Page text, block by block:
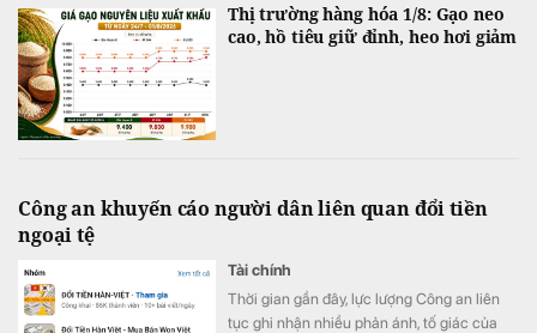
Thị trường hàng hóa 1/8: Gạo neo
cao, hồ tiêu giữ đỉnh, heo hơi giảm
Công an khuyến cáo người dân liên quan đổi tiền
ngoại tệ
Tài chính
Thời gian gần đây, lực lượng Công an liên
tục ghi nhận nhiều phản ánh, tố giác của